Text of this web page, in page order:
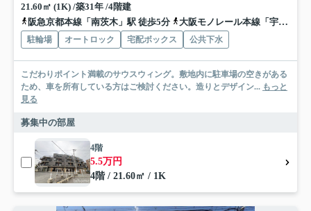
21.60㎡ (1K) /築31年 /4階建
阪急京都本線「南茨木」駅 徒歩5分
大阪モノレール本線「宇野辺」駅 徒歩17分
駐輪場 オートロック 宅配ボックス 公共下水
こだわりポイント満載のサウスウィング。敷地内に駐車場の空きがある
ため、車を所有している方はご検討ください。造りとデザイン... もっと
見る
募集中の部屋
4階
5.5万円
4階 / 21.60㎡ / 1K